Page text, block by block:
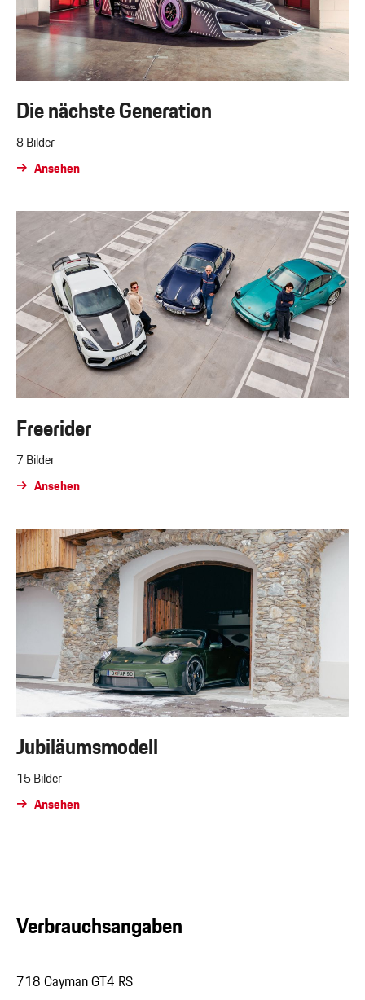
Die nächste Generation
8 Bilder
Ansehen
Freerider
7 Bilder
Ansehen
Jubiläumsmodell
15 Bilder
Ansehen
Verbrauchsangaben
718 Cayman GT4 RS